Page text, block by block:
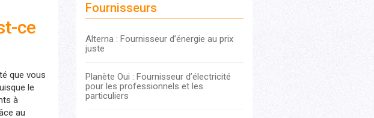
ce
que vous
le
à
au
Fournisseurs
Alterna : Fournisseur d’énergie au prix
juste
Planète Oui : Fournisseur d’électricité
pour les professionnels et les
particuliers